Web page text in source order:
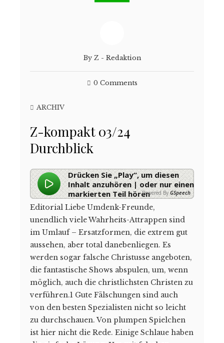
By Z - Redaktion
0 Comments
ARCHIV
Z-kompakt 03/24
Durchblick
Drücken Sie „Play“, um diesen
Inhalt anzuhören | oder nur einen
markierten Teil hörenPowered By GSpeech
Editorial Liebe Umdenk-Freunde,
unendlich viele Wahrheits-Attrappen sind
im Umlauf – Ersatzformen, die extrem gut
aussehen, aber total danebenliegen. Es
werden sogar falsche Christusse angeboten,
die fantastische Shows ab­spulen, um, wenn
möglich, auch die christlichsten Christen zu
verführen.1 Gute Fälschungen sind auch
von den besten Spezialisten nicht so leicht
zu durchschauen. Von plumpen Spielchen
ist hier nicht die Rede. Einige Schlaue haben